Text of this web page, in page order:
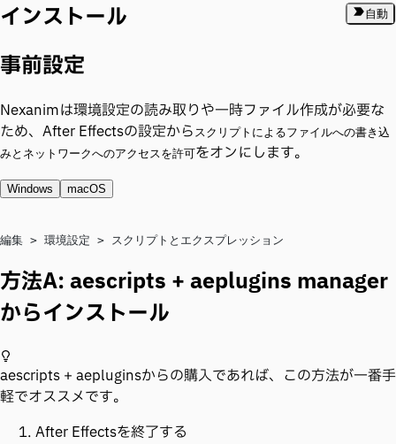
自動
インストール
事前設定
Nexanimは環境設定の読み取りや一時ファイル作成が必要な
ため、After Effectsの設定から スクリプトによるファイルへの書き込
みとネットワークへのアクセスを許可をオンにします。
Windows macOS
編集 > 環境設定 > スクリプトとエクスプレッション
方法A: aescripts + aeplugins manager
からインストール
aescripts + aepluginsからの購入であれば、この方法が一番手
軽でオススメです。
After Effectsを終了する